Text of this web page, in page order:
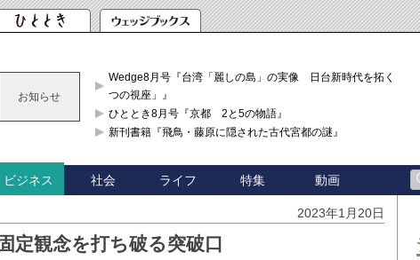
お知らせ
Wedge8月号『台湾「麗しの島」の実像 日台新時代を拓く「3
つの視座」』
ひととき8月号『京都 2と5の物語』
新刊書籍『飛鳥・藤原に隠された古代宮都の謎』
ビジネス 社会 ライフ 特集 動画
2023年1月20日
定観念を打ち破る突破口